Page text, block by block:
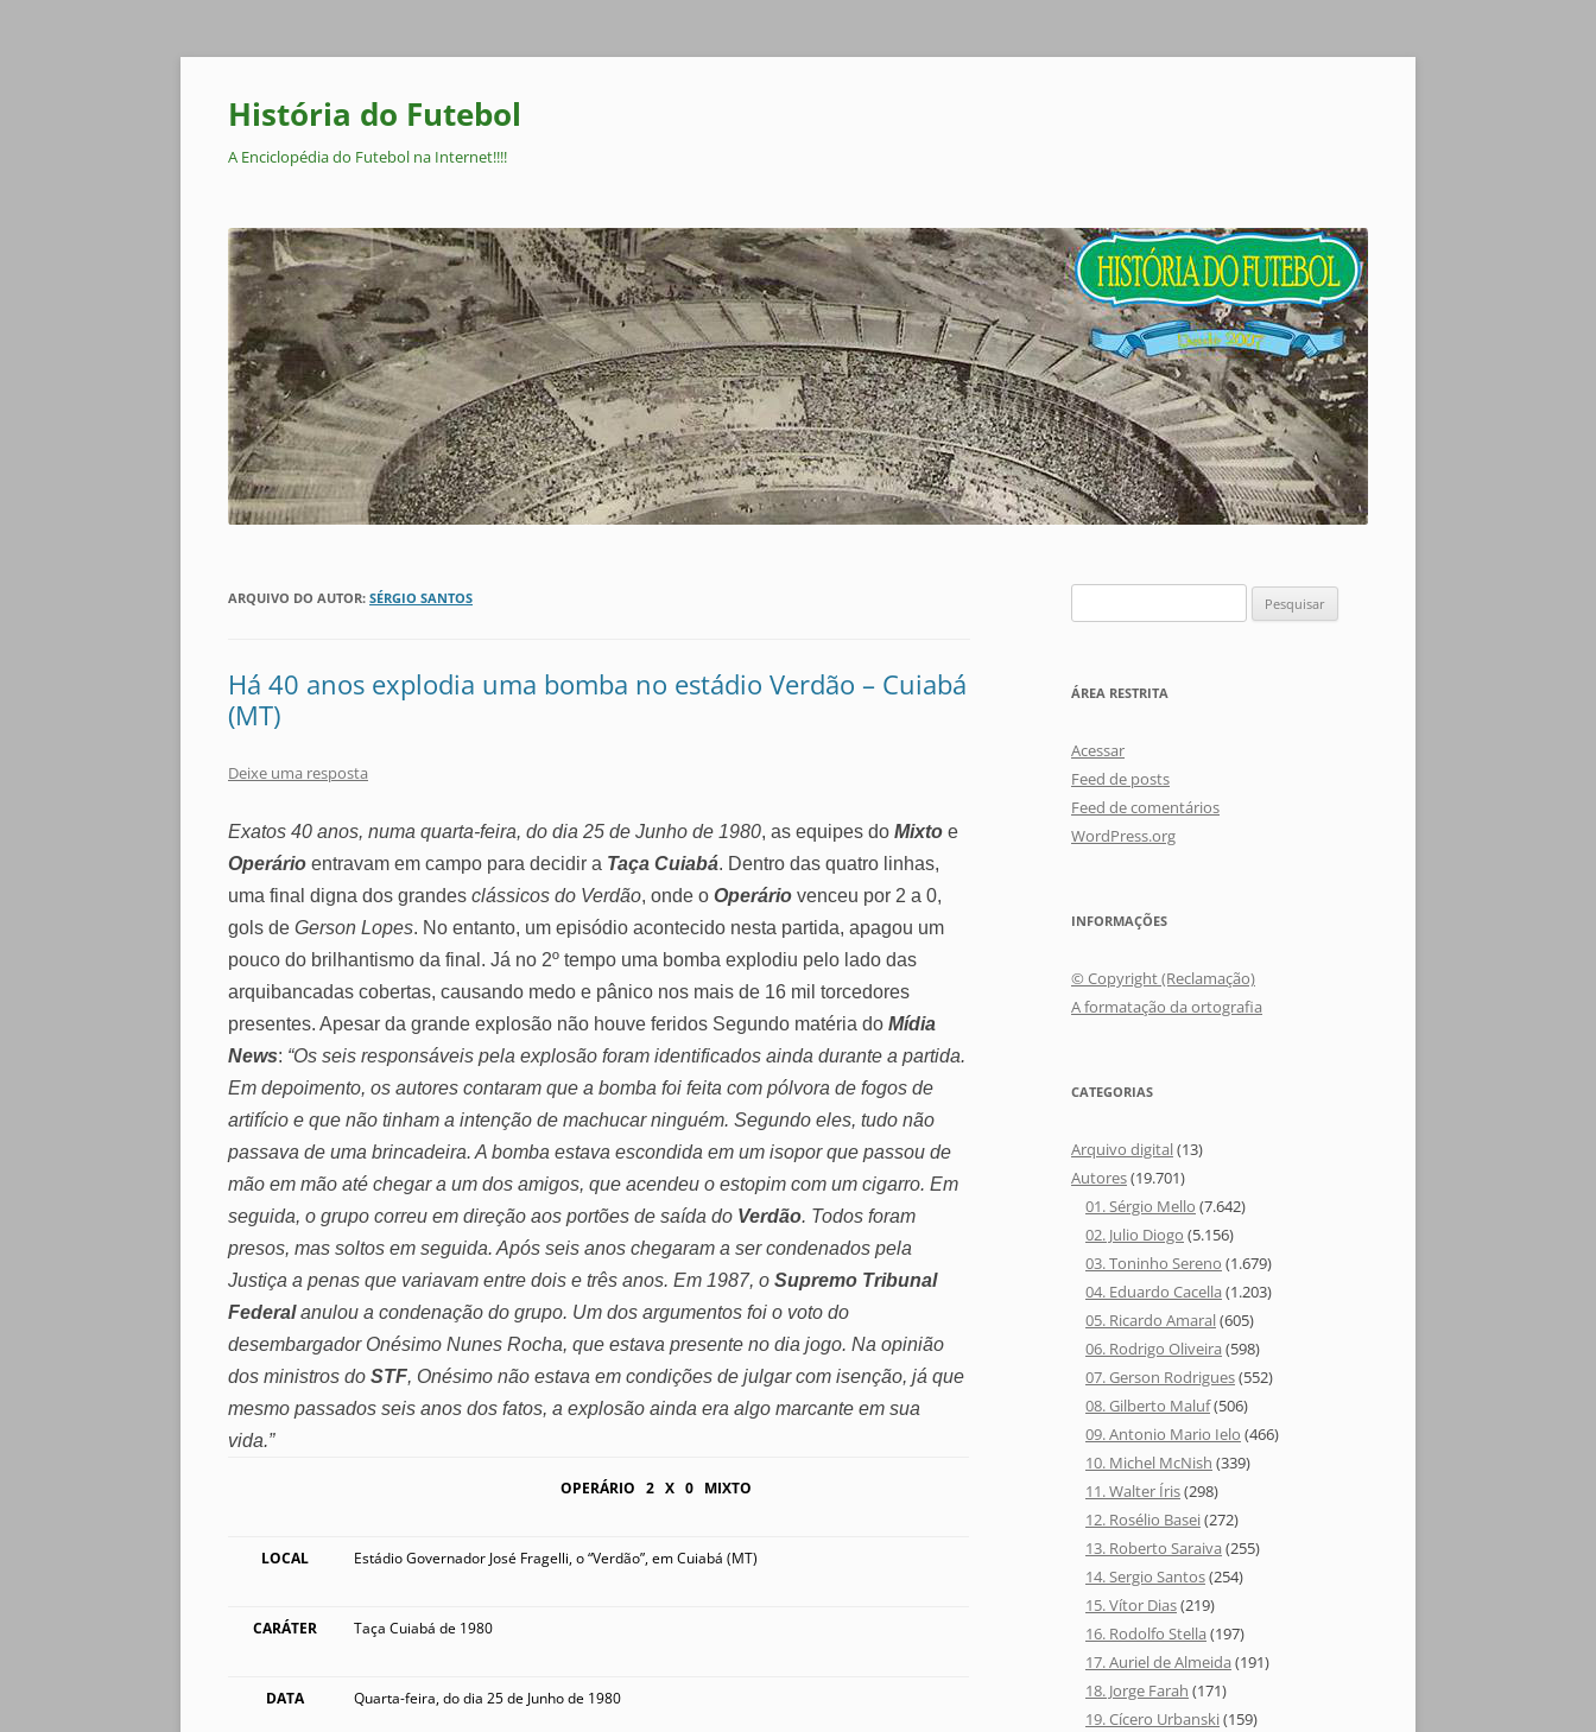
Pular
conteúdo
História do Futebol
A Enciclopédia do Futebol na Internet!!!!
ARQUIVO DO AUTOR: SÉRGIO SANTOS
Há 40 anos explodia uma bomba no estádio Verdão – Cuiabá
(MT)
Deixe uma resposta
Exatos 40 anos, numa quarta-feira, do dia 25 de Junho de 1980, as equipes do Mixto e
Operário entravam em campo para decidir a Taça Cuiabá. Dentro das quatro linhas,
uma final digna dos grandes clássicos do Verdão, onde o Operário venceu por 2 a 0,
gols de Gerson Lopes. No entanto, um episódio acontecido nesta partida, apagou um
pouco do brilhantismo da final. Já no 2º tempo uma bomba explodiu pelo lado das
arquibancadas cobertas, causando medo e pânico nos mais de 16 mil torcedores
presentes. Apesar da grande explosão não houve feridos Segundo matéria do Mídia
News: “Os seis responsáveis pela explosão foram identificados ainda durante a partida.
Em depoimento, os autores contaram que a bomba foi feita com pólvora de fogos de
artifício e que não tinham a intenção de machucar ninguém. Segundo eles, tudo não
passava de uma brincadeira. A bomba estava escondida em um isopor que passou de
mão em mão até chegar a um dos amigos, que acendeu o estopim com um cigarro. Em
seguida, o grupo correu em direção aos portões de saída do Verdão. Todos foram
presos, mas soltos em seguida. Após seis anos chegaram a ser condenados pela
Justiça a penas que variavam entre dois e três anos. Em 1987, o Supremo Tribunal
Federalanulou a condenação do grupo. Um dos argumentos foi o voto do
desembargador Onésimo Nunes Rocha, que estava presente no dia jogo. Na opinião
dos ministros do STF, Onésimo não estava em condições de julgar com isenção, já que
mesmo passados seis anos dos fatos, a explosão ainda era algo marcante em sua
vida.”
OPERÁRIO 2 X 0 MIXTO
LOCAL Estádio Governador José Fragelli, o “Verdão”, em Cuiabá (MT)
CARÁTER Taça Cuiabá de 1980
DATA Quarta-feira, do dia 25 de Junho de 1980
por:
ÁREA RESTRITA
Acessar
Feed de posts
Feed de comentários
WordPress.org
INFORMAÇÕES
© Copyright (Reclamação)
A formatação da ortografia
CATEGORIAS
Arquivo digital(13)
Autores(19.701)
01. Sérgio Mello (7.642)
02. Julio Diogo (5.156)
03. Toninho Sereno (1.679)
04. Eduardo Cacella (1.203)
05. Ricardo Amaral(605)
06. Rodrigo Oliveira (598)
07. Gerson Rodrigues(552)
08. Gilberto Maluf(506)
09. Antonio Mario Ielo (466)
10. Michel McNish (339)
11. Walter Íris(298)
12. Rosélio Basei(272)
13. Roberto Saraiva (255)
14. Sergio Santos(254)
15. Vítor Dias(219)
16. Rodolfo Stella (197)
17. Auriel de Almeida (191)
18. Jorge Farah (171)
19. Cícero Urbanski(159)